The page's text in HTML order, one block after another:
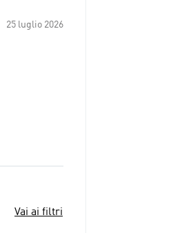
25 luglio 2026
Vai ai filtri